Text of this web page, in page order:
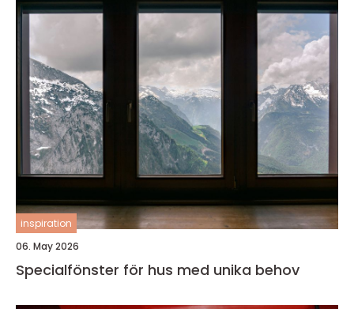
inspiration
06. May 2026
Specialfönster för hus med unika behov